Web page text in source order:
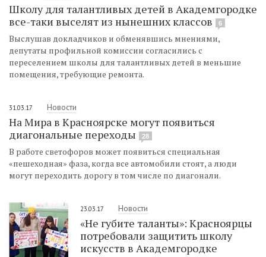
Школу для талантливых детей в Академгородке
все-таки выселят из нынешних классов
6
Выслушав докладчиков и обменявшись мнениями,
депутаты профильной комиссии согласились с
переселением школы для талантливых детей в меньшие
помещения, требующие ремонта.
31.03.17 Новости
На Мира в Красноярске могут появиться
диагональные переходы
28
В работе светофоров может появиться специальная
«пешеходная» фаза, когда все автомобили стоят, а люди
могут переходить дорогу в том числе по диагонали.
23.03.17 Новости
«Не губите таланты»: Красноярцы
потребовали защитить школу
искусств в Академгородке